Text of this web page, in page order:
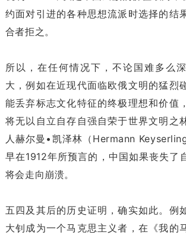
约面对引进的各种思想流派时选择的结
合者拒之。
所以，在任何情况下，不论国难多么
大，例如在近现代面临欧俄文明的猛烈
能丢弃标志文化特征的终极理想和价值
将无以自立自存自强自荣于世界文明之
人赫尔曼•凯泽林（Hermann
早在1912年所预言的，中国如果丧失了
将会走向崩溃。
五四及其后的历史证明，确实如此。例
大钊成为一个马克思主义者，在《我的